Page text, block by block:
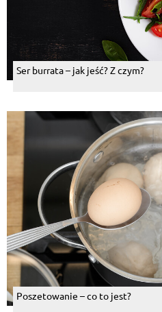
Ser burrata – jak jeść? Z czym?
Poszetowanie – co to jest?